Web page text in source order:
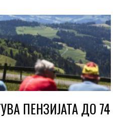
ПЕНЗИЈАТА ДО 74